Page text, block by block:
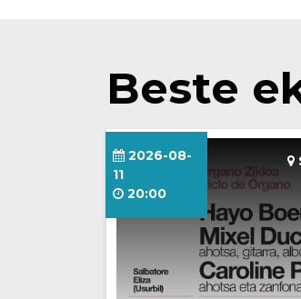
Beste
2026-08-
11
20:00